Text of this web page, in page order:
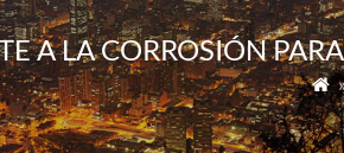
A LA CORROSIÓN
